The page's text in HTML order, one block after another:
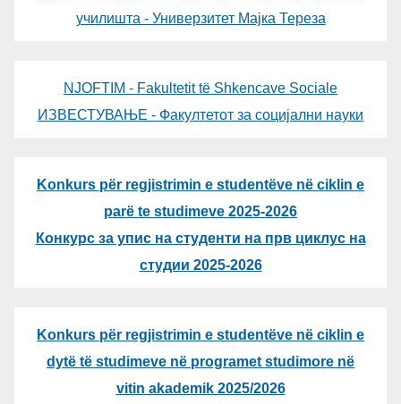
училишта - Универзитет Мајка Тереза
NJOFTIM - Fakultetit të Shkencave Sociale
ИЗВЕСТУВАЊЕ - Факултетот за социјални науки
Konkurs për regjistrimin e studentëve në ciklin e
parë te studimeve 2025-2026
Конкурс за упис на студенти на прв циклус на
студии 2025-2026
Konkurs për regjistrimin e studentëve në ciklin e
dytë të studimeve në programet studimore në
vitin akademik 2025/2026